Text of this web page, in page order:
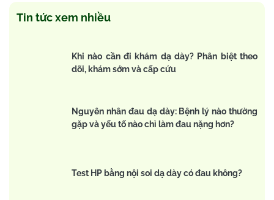
Tin tức xem nhiều
Khi nào cần đi khám dạ dày? Phân biệt theo
dõi, khám sớm và cấp cứu
Nguyên nhân đau dạ dày: Bệnh lý nào thường
gặp và yếu tố nào chỉ làm đau nặng hơn?
Test HP bằng nội soi dạ dày có đau không?